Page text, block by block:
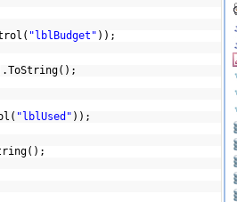
"lblBudget" ));
].ToString();
"lblUsed" ));